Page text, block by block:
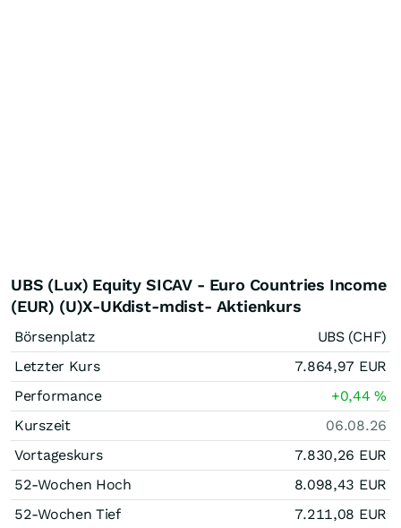
UBS (Lux) Equity SICAV - Euro Countries Income
(EUR) (U)X-UKdist-mdist- Aktienkurs
Börsenplatz
UBS (CHF)
Letzter Kurs
7.864,97 EUR
Performance
+0,44%
Kurszeit
06.08.26
Vortageskurs
7.830,26 EUR
52-Wochen Hoch
8.098,43 EUR
52-Wochen Tief
7.211,08 EUR